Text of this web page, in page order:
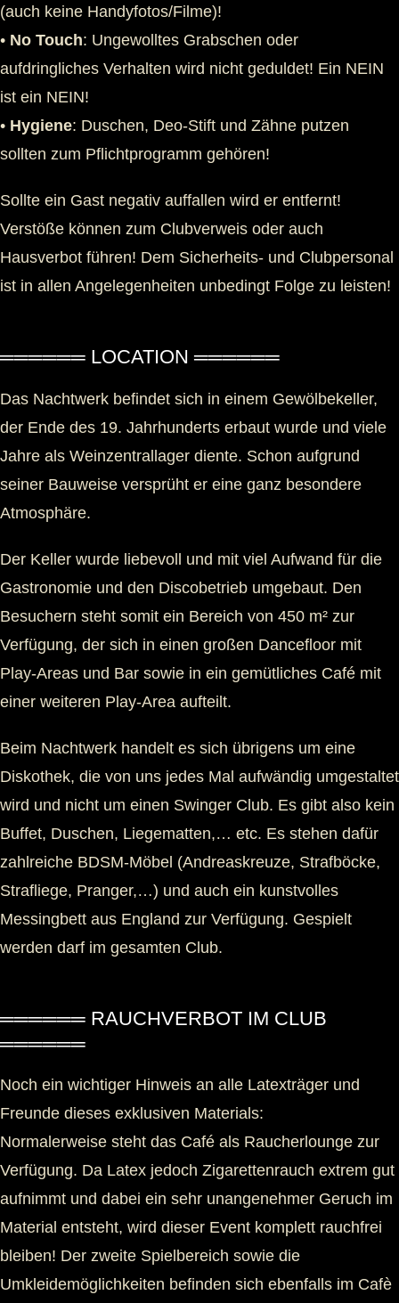
(auch keine Handyfotos/Filme)!
• No Touch: Ungewolltes Grabschen oder
aufdringliches Verhalten wird nicht geduldet! Ein NEIN
ist ein NEIN!
• Hygiene: Duschen, Deo-Stift und Zähne putzen
sollten zum Pflichtprogramm gehören!
Sollte ein Gast negativ auffallen wird er entfernt!
Verstöße können zum Clubverweis oder auch
Hausverbot führen! Dem Sicherheits- und Clubpersonal
ist in allen Angelegenheiten unbedingt Folge zu leisten!
══════ LOCATION ══════
Das Nachtwerk befindet sich in einem Gewölbekeller,
der Ende des 19. Jahrhunderts erbaut wurde und viele
Jahre als Weinzentrallager diente. Schon aufgrund
seiner Bauweise versprüht er eine ganz besondere
Atmosphäre.
Der Keller wurde liebevoll und mit viel Aufwand für die
Gastronomie und den Discobetrieb umgebaut. Den
Besuchern steht somit ein Bereich von 450 m² zur
Verfügung, der sich in einen großen Dancefloor mit
Play-Areas und Bar sowie in ein gemütliches Café mit
einer weiteren Play-Area aufteilt.
Beim Nachtwerk handelt es sich übrigens um eine
Diskothek, die von uns jedes Mal aufwändig umgestaltet
wird und nicht um einen Swinger Club. Es gibt also kein
Buffet, Duschen, Liegematten,… etc. Es stehen dafür
zahlreiche BDSM-Möbel (Andreaskreuze, Strafböcke,
Strafliege, Pranger,…) und auch ein kunstvolles
Messingbett aus England zur Verfügung. Gespielt
werden darf im gesamten Club.
══════ RAUCHVERBOT IM CLUB
══════
Noch ein wichtiger Hinweis an alle Latexträger und
Freunde dieses exklusiven Materials:
Normalerweise steht das Café als Raucherlounge zur
Verfügung. Da Latex jedoch Zigarettenrauch extrem gut
aufnimmt und dabei ein sehr unangenehmer Geruch im
Material entsteht, wird dieser Event komplett rauchfrei
bleiben! Der zweite Spielbereich sowie die
Umkleidemöglichkeiten befinden sich ebenfalls im Cafè